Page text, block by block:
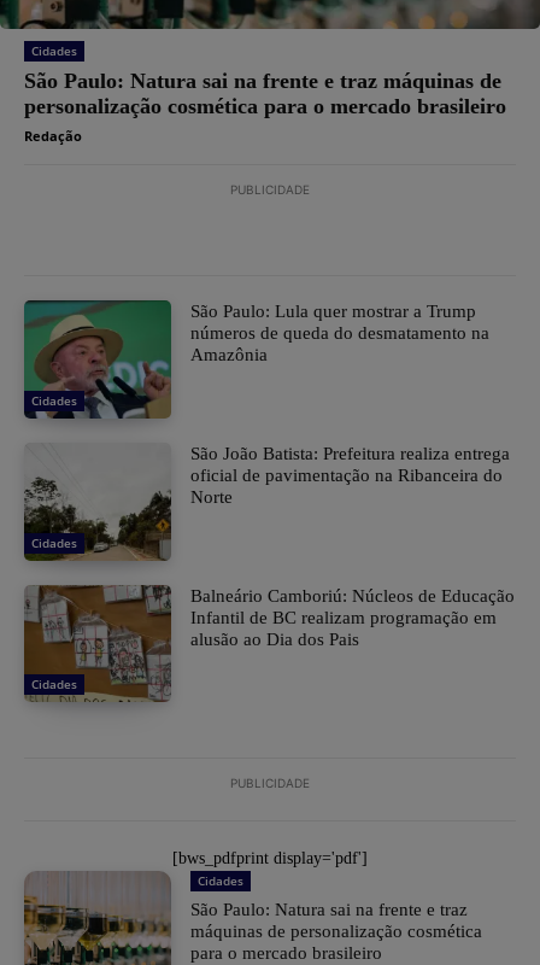
Cidades
São Paulo: Natura sai na frente e traz máquinas de
personalização cosmética para o mercado brasileiro
Redação
PUBLICIDADE
Cidades
São Paulo: Lula quer mostrar a Trump
números de queda do desmatamento na
Amazônia
Cidades
São João Batista: Prefeitura realiza entrega
oficial de pavimentação na Ribanceira do
Norte
Cidades
Balneário Camboriú: Núcleos de Educação
Infantil de BC realizam programação em
alusão ao Dia dos Pais
PUBLICIDADE
[bws_pdfprint display='pdf']
Cidades
São Paulo: Natura sai na frente e traz
máquinas de personalização cosmética
para o mercado brasileiro